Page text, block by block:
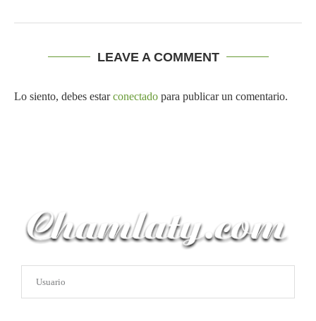
LEAVE A COMMENT
Lo siento, debes estarconectado para publicar un comentario.